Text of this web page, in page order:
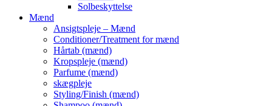
Solbeskyttelse
Mænd
Ansigtspleje – Mænd
Conditioner/Treatment for mænd
Hårtab (mænd)
Kropspleje (mænd)
Parfume (mænd)
skægpleje
Styling/Finish (mænd)